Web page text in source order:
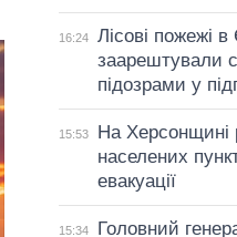
16:24
Лісові пожежі
заарештували
підозрами у
15:53
На Херсонщині
населених
евакуації
15:34
Головний